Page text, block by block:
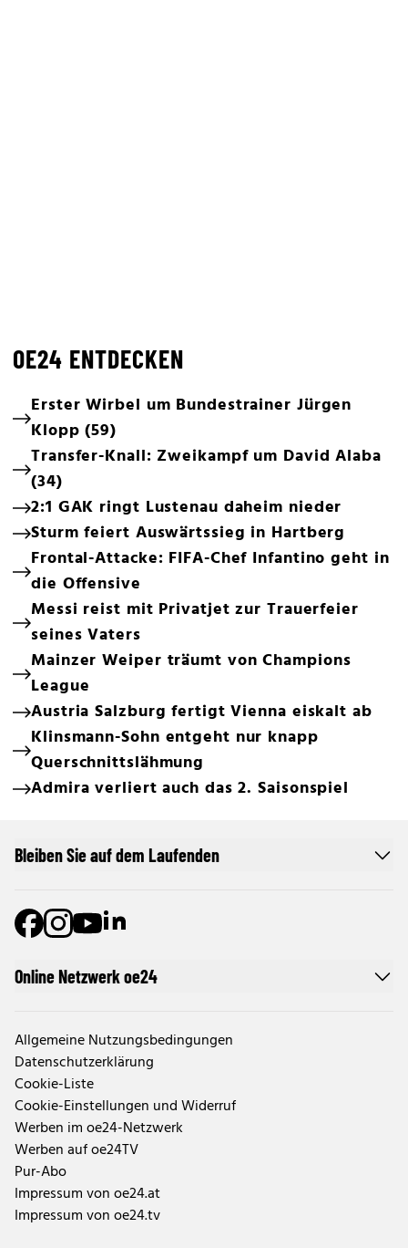
OE24 ENTDECKEN
Erster Wirbel um Bundestrainer Jürgen
Klopp (59)
Transfer-Knall: Zweikampf um David Alaba
(34)
2:1 GAK ringt Lustenau daheim nieder
Sturm feiert Auswärtssieg in Hartberg
Frontal-Attacke: FIFA-Chef Infantino geht in
die Offensive
Messi reist mit Privatjet zur Trauerfeier
seines Vaters
Mainzer Weiper träumt von Champions
League
Austria Salzburg fertigt Vienna eiskalt ab
Klinsmann-Sohn entgeht nur knapp
Querschnittslähmung
Admira verliert auch das 2. Saisonspiel
Online Netzwerk oe24
Allgemeine Nutzungsbedingungen
Datenschutzerklärung
Cookie-Liste
Cookie-Einstellungen und Widerruf
Werben im oe24-Netzwerk
Werben auf oe24TV
Pur-Abo
Impressum von oe24.at
Impressum von oe24.tv
Bleiben Sie auf dem Laufenden